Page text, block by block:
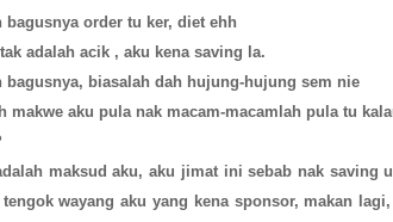
bagusnya order tu ker, diet ehh
adalah acik , aku kena saving la.
bagusnya, biasalah dah hujung-hujung sem nie
makwe aku pula nak macam-macamlah pula tu
maksud aku, aku jimat ini sebab nak saving
wayang aku yang kena sponsor, makan